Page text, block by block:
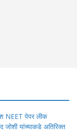
यश NEET पेपर लीक
जोशी यांच्याकडे अतिरिक्त